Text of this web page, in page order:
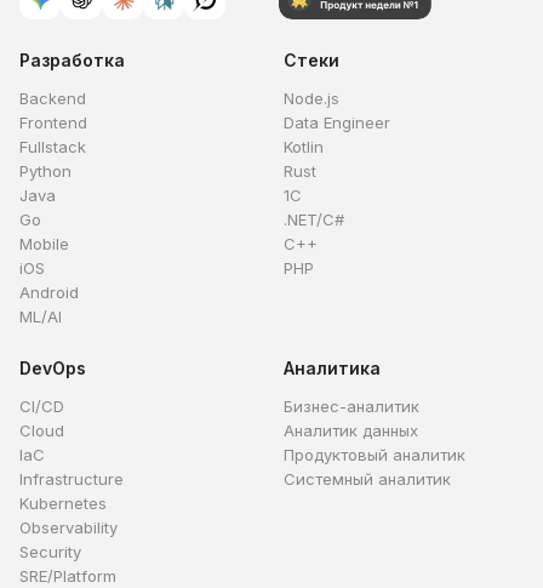
Разработка
Backend
Frontend
Fullstack
Python
Java
Go
Mobile
iOS
Android
ML/AI
Стеки
Node.js
Data Engineer
Kotlin
Rust
1C
.NET/C#
C++
PHP
DevOps
CI/CD
Cloud
IaC
Infrastructure
Kubernetes
Observability
Security
SRE/Platform
Аналитика
Бизнес-аналитик
Аналитик данных
Продуктовый аналитик
Системный аналитик